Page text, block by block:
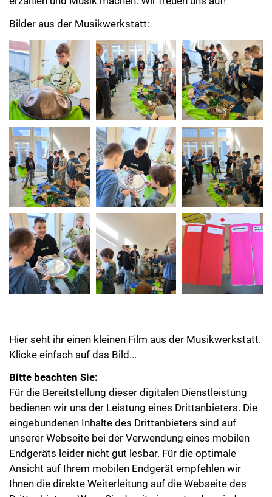
Klicke einfach auf das Bild...
Für die Bereitstellung dieser digitalen Dienstleistung
bedienen wir uns der Leistung eines Drittanbieters. Die
eingebundenen Inhalte des Drittanbieters sind auf
unserer Webseite bei der Verwendung eines mobilen
Endgeräts leider nicht gut lesbar. Für die optimale
Ansicht auf Ihrem mobilen Endgerät empfehlen wir
Ihnen die direkte Weiterleitung auf die Webseite des
Drittanbieters. Wenn Sie damit einverstanden sind,